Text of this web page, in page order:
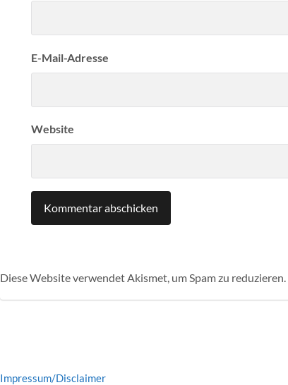
E-Mail-Adresse
Website
Diese Website verwendet Akismet, um Spam zu reduzieren.
Impressum/Disclaimer